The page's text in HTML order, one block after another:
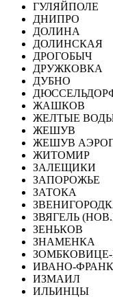
ГУЛЯЙПОЛЕ
ДНИПРО
ДОЛИНА
ДОЛИНСКАЯ
ДРОГОБЫЧ
ДРУЖКОВКА
ДУБНО
ЖАШКОВ
ЖЕЛТЫЕ
ЖЕШУВ
ЖЕШУВ
ЖИТОМИР
ЗАЛЕЩИКИ
ЗАПОРОЖЬЕ
ЗАТОКА
ЗВЯГЕЛЬ
ЗЕНЬКОВ
ЗНАМЕНКА
ИВАНО-
ИЗМАИЛ
ИЛЬИНЦЫ